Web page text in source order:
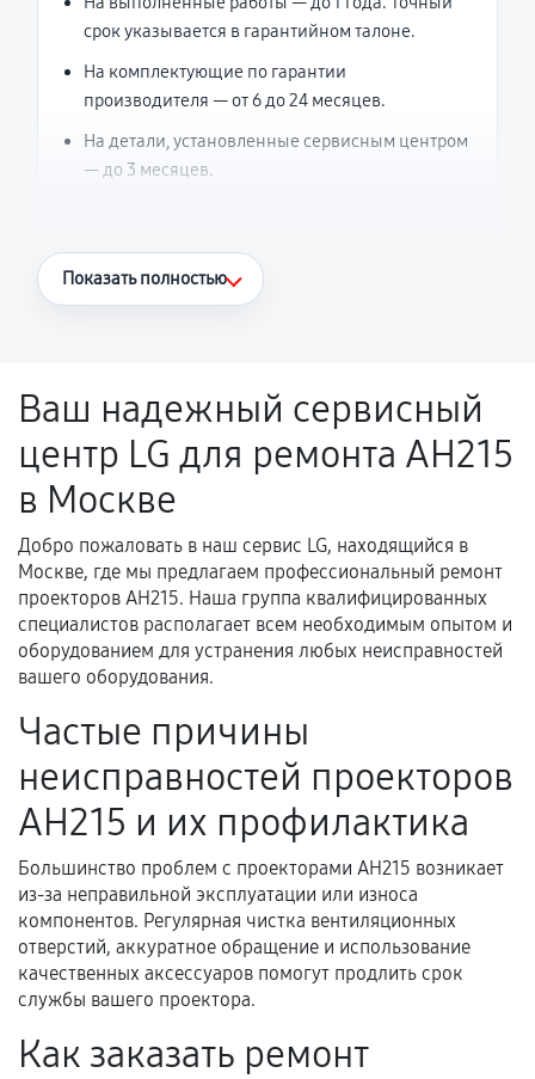
срок указывается в гарантийном талоне.
На комплектующие по гарантии
производителя — от 6 до 24 месяцев.
На детали, установленные сервисным центром
— до 3 месяцев.
Что считается гарантийным случаем
Поломка установленной детали при
нормальной эксплуатации в течение
гарантийного срока.
Несоответствие комплектующей заявленным
техническим характеристикам.
Документы для подтверждения
гарантии
Акт выполненных работ с датой, перечнем
услуг и сроком гарантии.
Документы на установленные комплектующие
и кассовый чек.
Расширенная гарантия
В некоторых случаях возможно оформление
условия продления согласовываются отдельно и
Показать полностью
Ваш надежный сервисный
центр LG для ремонта AH215
в Москве
Добро пожаловать в наш сервис LG, находящийся в
Москве, где мы предлагаем профессиональный ремонт
проекторов AH215. Наша группа квалифицированных
специалистов располагает всем необходимым опытом и
оборудованием для устранения любых неисправностей
вашего оборудования.
Частые причины
неисправностей проекторов
AH215 и их профилактика
Большинство проблем с проекторами AH215 возникает
из-за неправильной эксплуатации или износа
компонентов. Регулярная чистка вентиляционных
отверстий, аккуратное обращение и использование
качественных аксессуаров помогут продлить срок
службы вашего проектора.
Как заказать ремонт